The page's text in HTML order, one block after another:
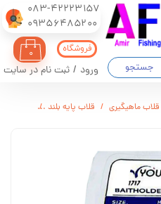
083-42223157
​​​​​​​09356485200
جستجو
۰
ورود / ثبت نام در سایت
فروشگاه
قلاب ماهیگیری قلاب پایه بلند